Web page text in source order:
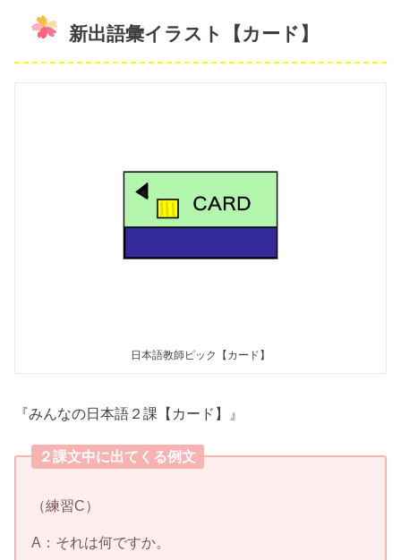
新出語彙イラスト【カード】
日本語教師ピック【カード】
『みんなの日本語２課【カード】』
２課文中に出てくる例文
（練習C）
A：それは何ですか。